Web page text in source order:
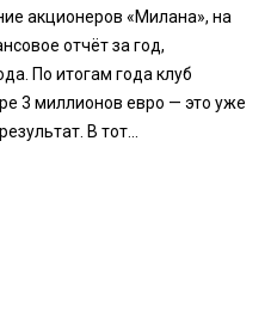
акционеров «Милана», на
отчёт за год,
По итогам года клуб
3 миллионов евро — это уже
В тот...